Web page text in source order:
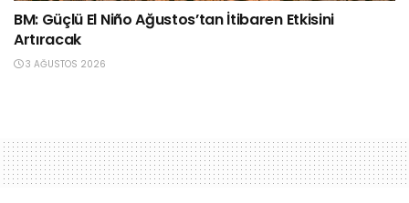
BM: Güçlü El Niño Ağustos’tan İtibaren Etkisini
Artıracak
3 AĞUSTOS 2026